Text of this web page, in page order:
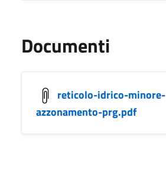
Documenti
reticolo-idrico-minore-
azzonamento-prg.pdf